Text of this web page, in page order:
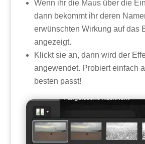
Wenn ihr die Maus über die
dann bekommt ihr deren
erwünschten Wirkung auf das
angezeigt.
Klickt sie an, dann wird der
angewendet. Probiert einfach
besten passt!